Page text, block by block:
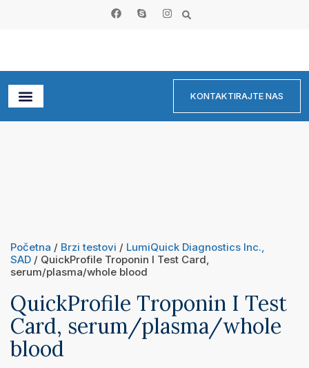
KONTAKTIRAJTE NAS
Početna / Brzi testovi / LumiQuick Diagnostics Inc.,
SAD / QuickProfile Troponin I Test Card,
serum/plasma/whole blood
QuickProfile Troponin I Test
Card, serum/plasma/whole
blood